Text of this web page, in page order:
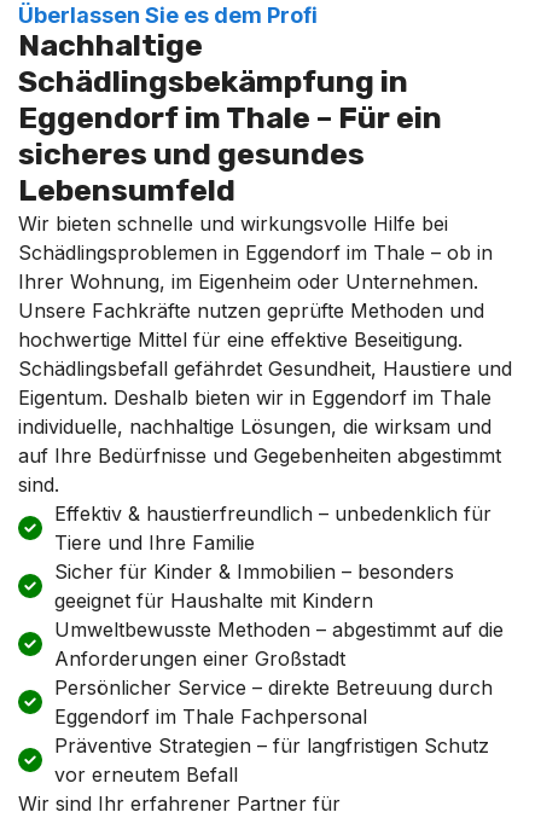
Überlassen Sie es dem Profi
Nachhaltige
Schädlingsbekämpfung in
Eggendorf im Thale – Für ein
sicheres und gesundes
Lebensumfeld
Wir bieten schnelle und wirkungsvolle Hilfe bei
Schädlingsproblemen in Eggendorf im Thale – ob in
Ihrer Wohnung, im Eigenheim oder Unternehmen.
Unsere Fachkräfte nutzen geprüfte Methoden und
hochwertige Mittel für eine effektive Beseitigung.
Schädlingsbefall gefährdet Gesundheit, Haustiere und
Eigentum. Deshalb bieten wir in Eggendorf im Thale
individuelle, nachhaltige Lösungen, die wirksam und
auf Ihre Bedürfnisse und Gegebenheiten abgestimmt
sind.
Effektiv & haustierfreundlich – unbedenklich für
Tiere und Ihre Familie
Sicher für Kinder & Immobilien – besonders
geeignet für Haushalte mit Kindern
Umweltbewusste Methoden – abgestimmt auf die
Anforderungen einer Großstadt
Persönlicher Service – direkte Betreuung durch
Eggendorf im Thale Fachpersonal
Präventive Strategien – für langfristigen Schutz
vor erneutem Befall
Wir sind Ihr erfahrener Partner für